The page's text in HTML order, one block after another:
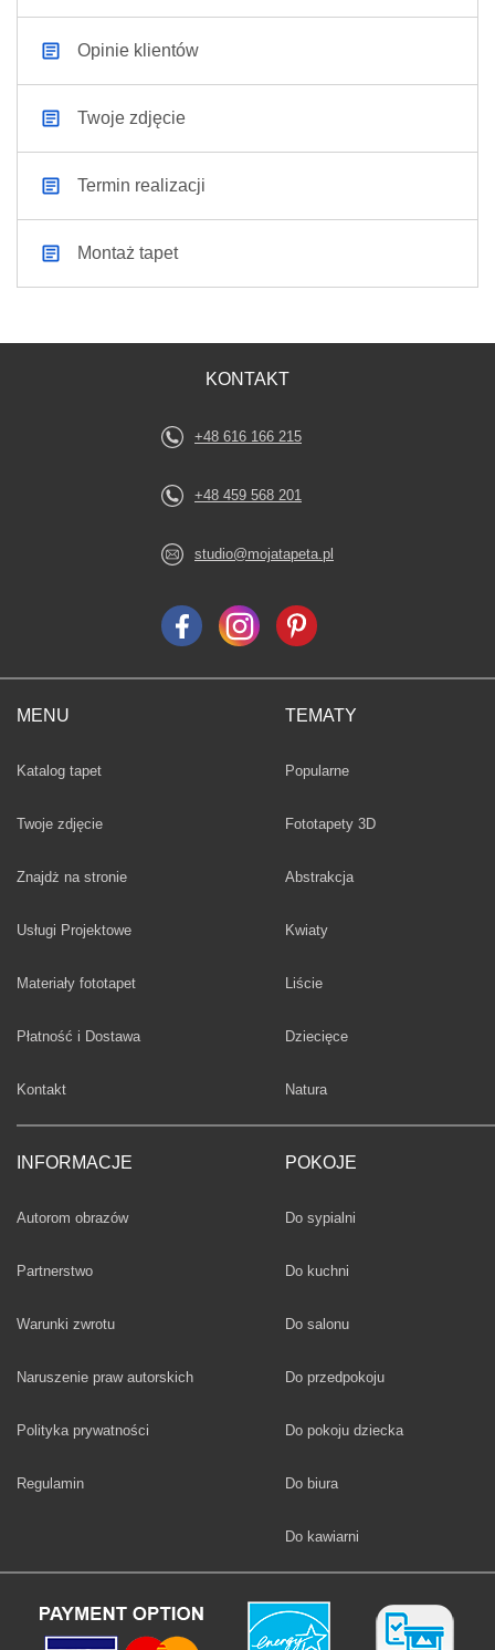
Opinie klientów
Twoje zdjęcie
Termin realizacji
Montaż tapet
MENU
Katalog tapet
Twoje zdjęcie
Znajdż na stronie
Usługi Projektowe
Materiały fototapet
Płatność i Dostawa
Kontakt
INFORMACJE
Autorom obrazów
Partnerstwo
Warunki zwrotu
Naruszenie praw autorskich
Polityka prywatności
Regulamin
TEMATY
Fototapety
Popularne
Fototapety 3D
Fototapety
Abstrakcja
Fototapety
Kwiaty
Fototapety
Liście
Fototapety
Dziecięce
Fototapety
Natura
POKOJE
Fototapety
Do sypialni
Fototapety
Do kuchni
Fototapety
Do salonu
Fototapety
Do przedpokoju
Fototapety
Do pokoju dziecka
Fototapety
Do biura
Fototapety
Do kawiarni
KONTAKT
+48 616 166 215
+48 459 568 201
studio@mojatapeta.pl